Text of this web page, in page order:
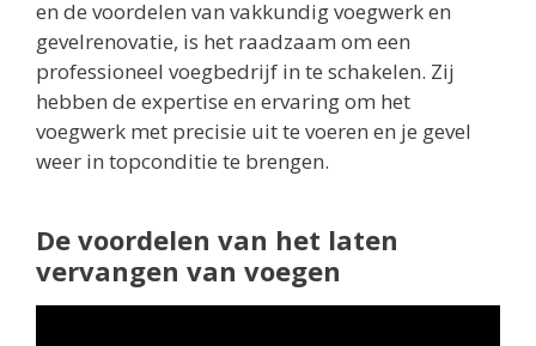
en de voordelen van vakkundig voegwerk en
gevelrenovatie, is het raadzaam om een
professioneel voegbedrijf in te schakelen. Zij
hebben de expertise en ervaring om het
voegwerk met precisie uit te voeren en je gevel
weer in topconditie te brengen.
De voordelen van het laten
vervangen van voegen